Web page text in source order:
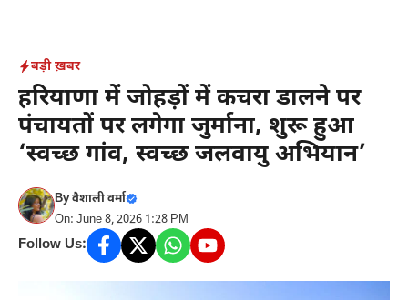
content
बड़ी ख़बर
हरियाणा में जोहड़ों में कचरा डालने पर
पंचायतों पर लगेगा जुर्माना, शुरू हुआ
‘स्वच्छ गांव, स्वच्छ जलवायु अभियान’
Byवैशाली वर्मा
On: June 8, 2026 1:28 PM
Follow Us: